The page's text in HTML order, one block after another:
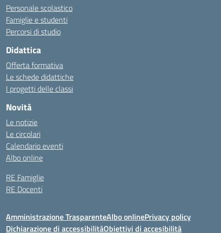
Personale scolastico
Famiglie e studenti
Percorsi di studio
Didattica
Offerta formativa
Le schede didattiche
I progetti delle classi
Novità
Le notizie
Le circolari
Calendario eventi
Albo online
RE Famiglie
RE Docenti
Amministrazione TrasparenteAlbo onlinePrivacy policy
Dichiarazione di accessibilitàObiettivi di accesibilità